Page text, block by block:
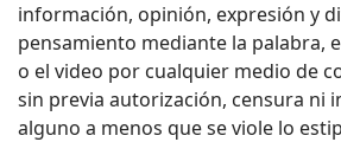
información, opinión, expresión y
pensamiento mediante la palabra,
o el video por cualquier medio de
sin previa autorización, censura ni
alguno a menos que se viole lo